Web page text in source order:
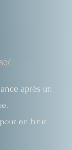
après un
en finir